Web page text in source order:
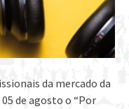
da mercado da
de agosto o “Por